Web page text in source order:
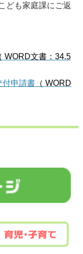
ども家庭課にご返
WORD文書：34.5
付申請書（ WORD